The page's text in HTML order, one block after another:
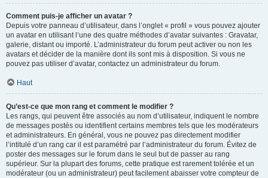
Comment puis-je afficher un avatar ?
Depuis votre panneau d’utilisateur, dans l’onglet « profil » vous pouvez ajouter
un avatar en utilisant l’une des quatre méthodes d’avatar suivantes : Gravatar,
galerie, distant ou importé. L’administrateur du forum peut activer ou non les
avatars et décider de la manière dont ils sont mis à disposition. Si vous ne
pouvez pas utiliser d’avatar, contactez un administrateur du forum.
Haut
Qu’est-ce que mon rang et comment le modifier ?
Les rangs, qui peuvent être associés au nom d’utilisateur, indiquent le nombre
de messages postés ou identifient certains membres tels que les modérateurs
et administrateurs. En général, vous ne pouvez pas directement modifier
l’intitulé d’un rang car il est paramétré par l’administrateur du forum. Évitez de
poster des messages sur le forum dans le seul but de passer au rang
supérieur. Sur la plupart des forums, cette pratique est rarement tolérée et un
modérateur (ou un administrateur) peut facilement abaisser votre compteur de